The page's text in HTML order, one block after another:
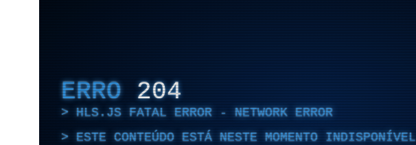
ERRO 204
HLS.JS FATAL ERROR - NETWORK ERROR
ESTE CONTEÚDO ESTÁ NESTE MOMENTO INDISPONÍVEL